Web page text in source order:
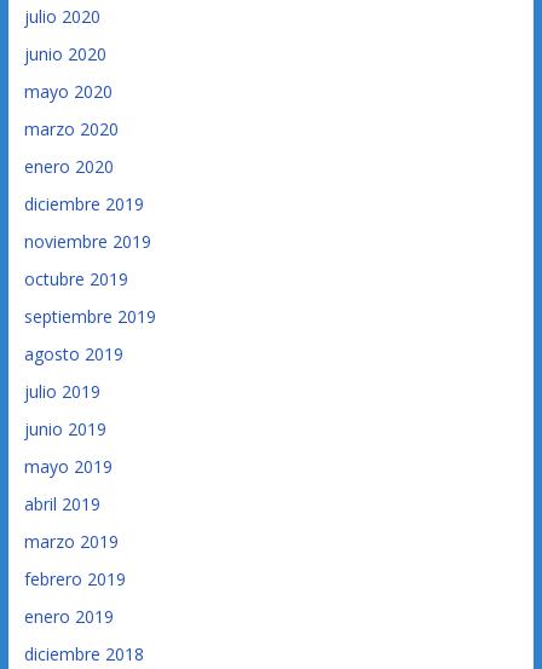
julio 2020
junio 2020
mayo 2020
marzo 2020
enero 2020
diciembre 2019
noviembre 2019
octubre 2019
septiembre 2019
agosto 2019
julio 2019
junio 2019
mayo 2019
abril 2019
marzo 2019
febrero 2019
enero 2019
diciembre 2018